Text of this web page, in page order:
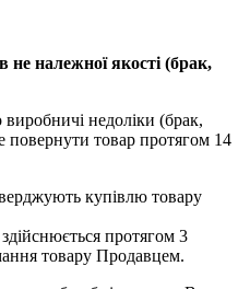
не належної якості (брак,
недоліки (брак,
товар протягом 14
купівлю товару
протягом 3
товару Продавцем.